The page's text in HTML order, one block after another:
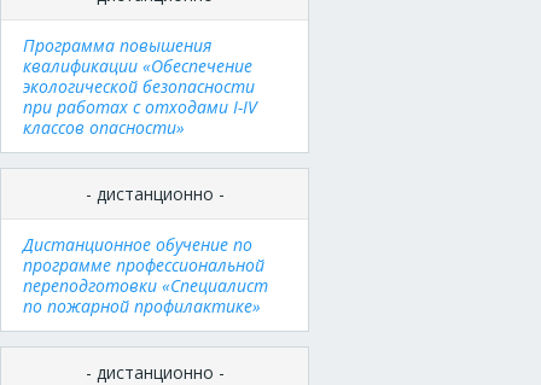
Программа повышения
квалификации «Обеспечение
экологической безопасности
при работах с отходами I-IV
классов опасности»
- дистанционно -
Дистанционное обучение по
программе профессиональной
переподготовки «Специалист
по пожарной профилактике»
- дистанционно -